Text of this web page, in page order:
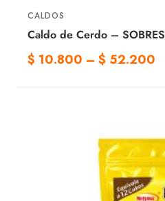
CALDOS
Caldo de Cerdo – SOBRES
$ 10.800 – $ 52.200